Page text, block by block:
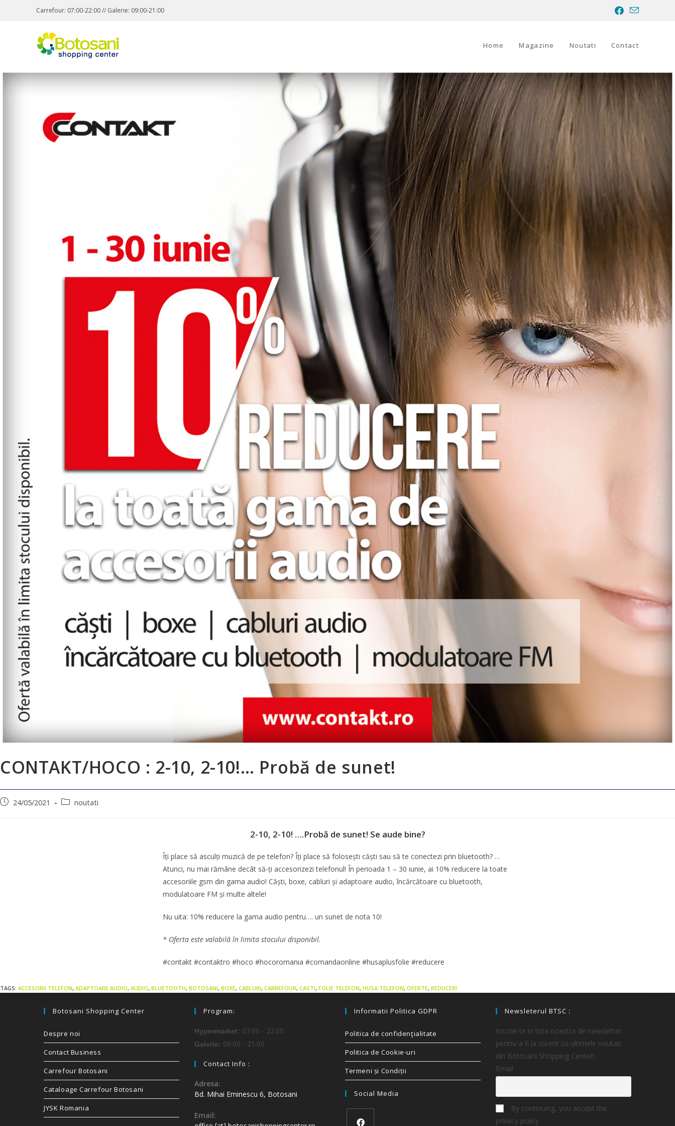
Carrefour: 07:00-22:00 // Galerie: 09:00-21:00
Home Magazine Noutati Contact
CONTAKT/HOCO : 2-10, 2-10!… Probă de sunet!
24/05/2021 noutati
2-10, 2-10! ….Probă de sunet! Se aude bine?
Îți place să asculți muzică de pe telefon? Îți place să folosești căști sau să te conectezi prin bluetooth? …
Atunci, nu mai rămâne decât să-ți accesorizezi telefonul! În perioada 1 – 30 iunie, ai 10% reducere la toate
accesoriile gsm din gama audio! Căști, boxe, cabluri și adaptoare audio, încărcătoare cu bluetooth,
modulatoare FM și multe altele!
Nu uita: 10% reducere la gama audio pentru…. un sunet de nota 10!
* Oferta este valabilă în limita stocului disponibil.
#contakt #contaktro #hoco #hocoromania #comandaonline #husaplusfolie #reducere
TAGS: ACCESORII TELEFON, ADAPTOARE AUDIO, AUDIO, BLUETOOTH, BOTOSANI, BOXE, CABLURI, CARREFOUR, CASTI, FOLIE TELEFON, HUSA TELEFON, OFERTE, REDUCERI
Botosani Shopping Center
Despre noi
Contact Business
Carrefour Botosani
Cataloage Carrefour Botosani
JYSK Romania
Program:
Hypermarket: 07:00 - 22:00
Galerie: 09:00 - 21:00
Contact Info :
Adresa:
Bd. Mihai Eminescu 6, Botosani
Email:
Informatii Politica GDPR
Politica de confidenţialitate
Politica de Cookie-uri
Termeni și Condiții
Social Media
Newsleterul BTSC :
Inscrie-te in lista noastra de newsletter
pentru a fi la curent cu ultimele noutati
din Botosani Shopping Center!
Email
By continuing, you accept the
privacy policy